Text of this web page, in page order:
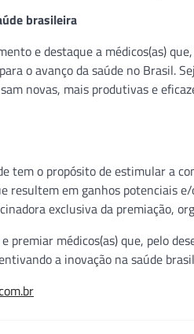
brasileira
e destaque a médicos(as)
o avanço da saúde no Brasil.
novas, mais produtivas e
tem o propósito de estimular a
resultem em ganhos potenciais
exclusiva da premiação,
premiar médicos(as) que, pelo
a inovação na saúde